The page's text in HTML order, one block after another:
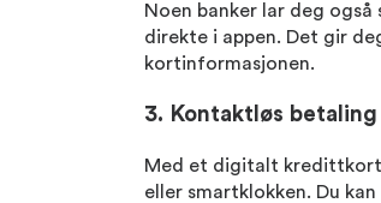
Noen banker lar deg
direkte i appen. Det gir
kortinformasjonen.
3. Kontaktløs betaling
Med et digitalt
eller smartklokken. Du